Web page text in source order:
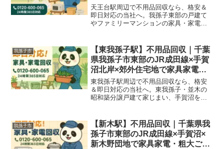
分
天王台駅周辺で不用品回収なら、格安＆
即日対応の当社へ。我孫子東部の戸建て
やファミリーマンションの家具・家電・
我孫子市
【東我孫子駅】不用品回収｜千葉
県我孫子市東部のJR成田線×手賀
沼北岸×郊外住宅地で家具家電・
粗大ごみを即日対応＆格安処分
東我孫子駅周辺で不用品回収なら、格安
＆即日対応の当社へ。東我孫子・並木の
昭和築分譲戸建て家じまい、手賀沼を見
店・JR成田線沿線事業所の代替わりで家
具・家電・店舗什器・粗大ごみをまるっ
と回収いたします！
我孫子市
【新木駅】不用品回収｜千葉県我
孫子市東部のJR成田線×手賀沼×
新木野団地で家具家電・粗大ごみ